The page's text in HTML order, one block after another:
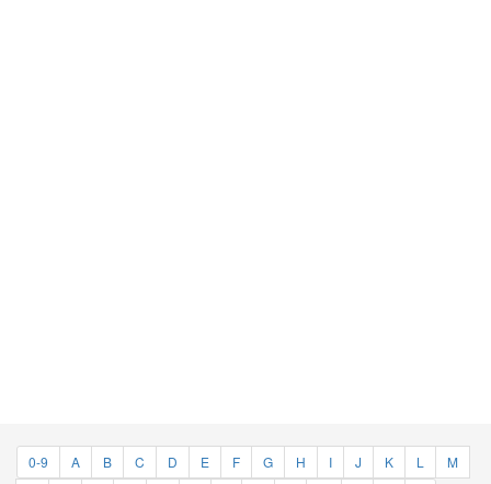
0-9 A B C D E F G H I J K L
M